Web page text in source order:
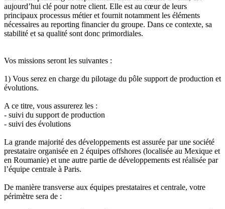
aujourd’hui clé pour notre client. Elle est au cœur de leurs
principaux processus métier et fournit notamment les éléments
nécessaires au reporting financier du groupe. Dans ce contexte, sa
stabilité et sa qualité sont donc primordiales.
Vos missions seront les suivantes :
1) Vous serez en charge du pilotage du pôle support de production et
évolutions.
A ce titre, vous assurerez les :
- suivi du support de production
- suivi des évolutions
La grande majorité des développements est assurée par une société
prestataire organisée en 2 équipes offshores (localisée au Mexique et
en Roumanie) et une autre partie de développements est réalisée par
l’équipe centrale à Paris.
De manière transverse aux équipes prestataires et centrale, votre
périmètre sera de :